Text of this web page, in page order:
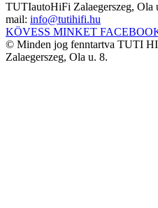
TUTIautoHiFi Zalaegerszeg, Ola
mail: info@tutihifi.hu
KÖVESS MINKET
© Minden jog fenntartva TUTI
Zalaegerszeg, Ola u. 8.